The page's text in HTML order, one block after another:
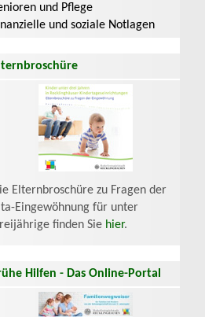
und Pflege
und soziale Notlagen
Elternbroschüre zu Fragen der
Eingewöhnung für unter
finden Sie hier.
Hilfen - Das Online-Portal